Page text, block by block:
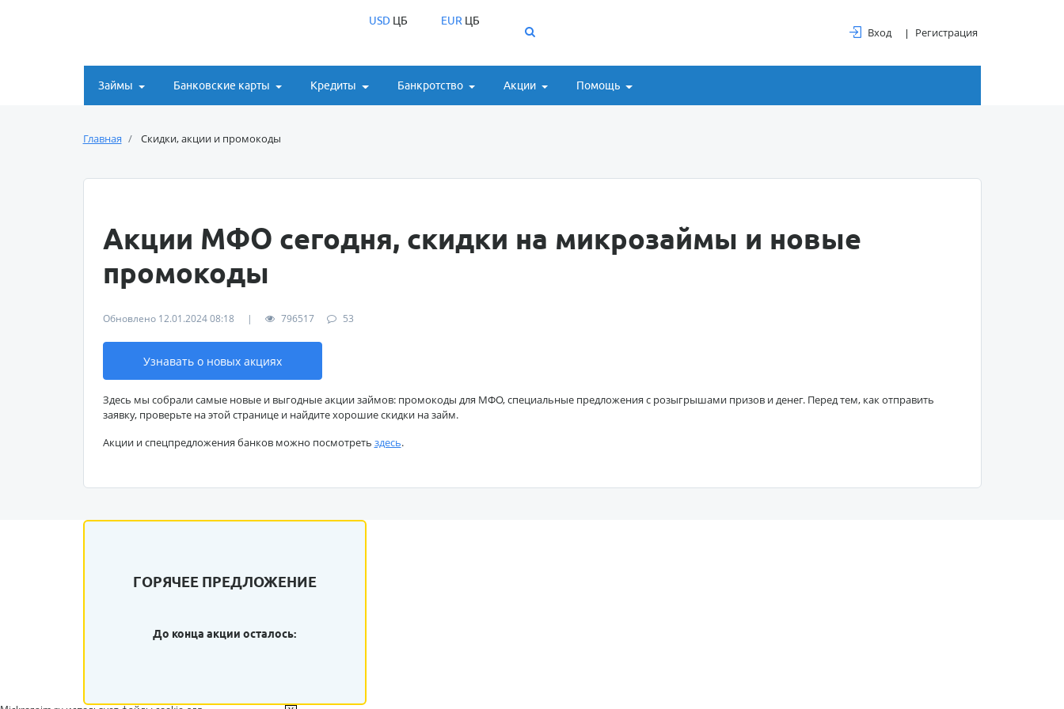
USDЦБ EUR ЦБ
Вход Регистрация
Займы Банковские карты Кредиты Банкротство Акции Помощь
Главная Скидки, акции и промокоды
Акции МФО сегодня, скидки на микрозаймы и новые
промокоды
Обновлено 12.01.2024 08:18 | 796517 53
Узнавать о новых акциях
Здесь мы собрали самые новые и выгодные акции займов: промокоды для МФО, специальные предложения с розыгрышами призов и денег. Перед тем, как отправить
заявку, проверьте на этой странице и найдите хорошие скидки на займ.
Акции и спецпредложения банков можно посмотреть здесь.
ГОРЯЧЕЕ ПРЕДЛОЖЕНИЕ
До конца акции осталось: